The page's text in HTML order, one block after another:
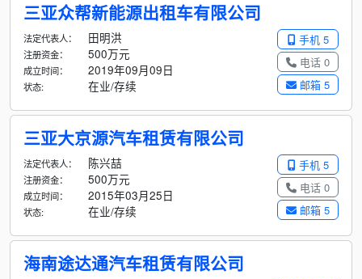
三亚众帮新能源出租车有限公司
手机 5
电话 0
邮箱 5
法定代表人： 田明洪
注册资金： 500万元
成立时间： 2019年09月09日
状态: 在业/存续
三亚大京源汽车租赁有限公司
手机 5
电话 0
邮箱 5
法定代表人： 陈兴喆
注册资金： 500万元
成立时间： 2015年03月25日
状态: 在业/存续
海南途达通汽车租赁有限公司